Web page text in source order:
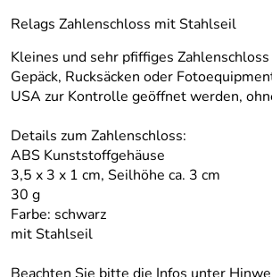
Relags Zahlenschloss mit Stahlseil
Kleines und sehr pfiffiges
Gepäck, Rucksäcken oder
USA zur Kontrolle geöffnet werden,
Details zum Zahlenschloss:
ABS Kunststoffgehäuse
3,5 x 3 x 1 cm, Seilhöhe ca. 3 cm
30 g
Farbe: schwarz
mit Stahlseil